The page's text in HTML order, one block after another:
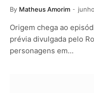
By Matheus Amorim
Origem chega ao
prévia divulgada pelo
personagens em…